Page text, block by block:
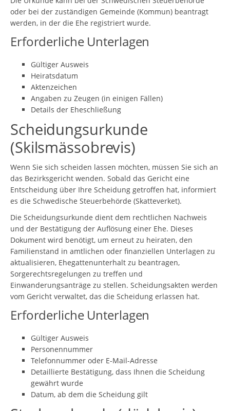
oder bei der zuständigen Gemeinde (Kommun) beantragt
werden, in der die Ehe registriert wurde.
Erforderliche Unterlagen
Gültiger Ausweis
Heiratsdatum
Aktenzeichen
Angaben zu Zeugen (in einigen Fällen)
Details der Eheschließung
Scheidungsurkunde
(Skilsmässobrevis)
Wenn Sie sich scheiden lassen möchten, müssen Sie sich an
das Bezirksgericht wenden. Sobald das Gericht eine
Entscheidung über Ihre Scheidung getroffen hat, informiert
es die Schwedische Steuerbehörde (Skatteverket).
Die Scheidungsurkunde dient dem rechtlichen Nachweis
und der Bestätigung der Auflösung einer Ehe. Dieses
Dokument wird benötigt, um erneut zu heiraten, den
Familienstand in amtlichen oder finanziellen Unterlagen zu
aktualisieren, Ehegattenunterhalt zu beantragen,
Sorgerechtsregelungen zu treffen und
Einwanderungsanträge zu stellen. Scheidungsakten werden
vom Gericht verwaltet, das die Scheidung erlassen hat.
Erforderliche Unterlagen
Gültiger Ausweis
Personennummer
Telefonnummer oder E-Mail-Adresse
Detaillierte Bestätigung, dass Ihnen die Scheidung
gewährt wurde
Datum, ab dem die Scheidung gilt